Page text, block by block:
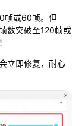
帧或60帧。但
数突破至120帧或
立即修复，耐心